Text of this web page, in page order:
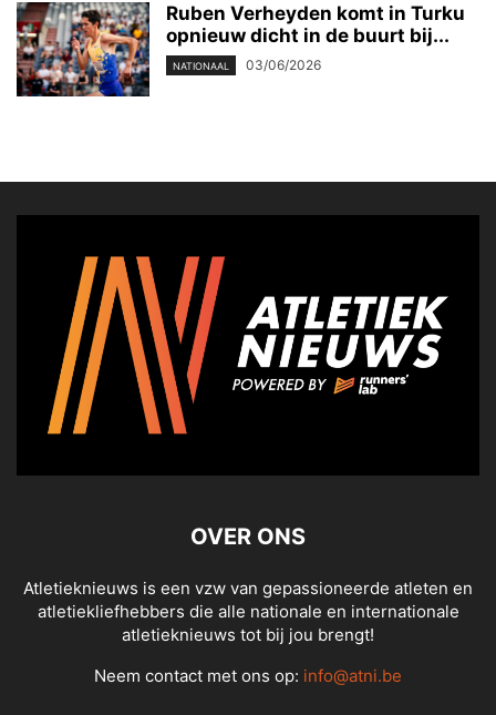
Ruben Verheyden komt in Turku
opnieuw dicht in de buurt bij...
NATIONAAL 03/06/2026
OVER ONS
Atletieknieuws is een vzw van gepassioneerde atleten en
atletiekliefhebbers die alle nationale en internationale
atletieknieuws tot bij jou brengt!
Neem contact met ons op: info@atni.be